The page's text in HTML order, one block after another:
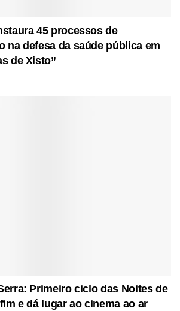
45 processos de
na defesa da saúde pública em
de Xisto”
Primeiro ciclo das Noites de
e dá lugar ao cinema ao ar